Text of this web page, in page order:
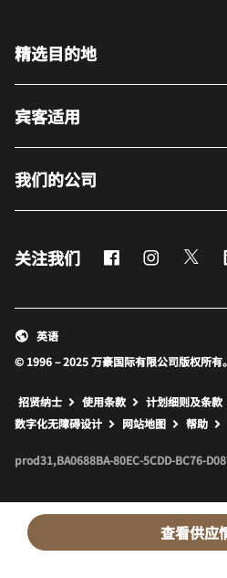
查看供应
精选目的地
宾客适用
我们的公司
关注我们 Facebook
© 1996 – 2025 万豪国际有限公司版权所有
英语
招贤纳士 使用条款 计划细则及条款
数字化无障碍设计
网站地图 打开新
帮助
prod31,BA0688BA-80EC-5CDD-BC76-